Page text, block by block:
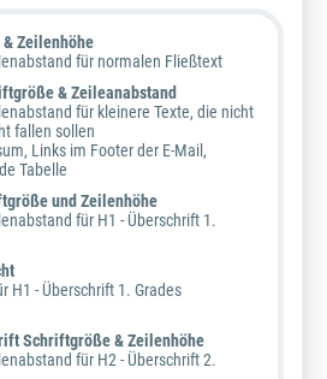
Zeilenhöhe
für normalen Fließtext
& Zeileanabstand
für kleinere Texte, die nicht
fallen sollen
Links im Footer der E-Mail,
Tabelle
und Zeilenhöhe
für H1 - Überschrift 1.
H1 - Überschrift 1. Grades
Schriftgröße & Zeilenhöhe
für H2 - Überschrift 2.